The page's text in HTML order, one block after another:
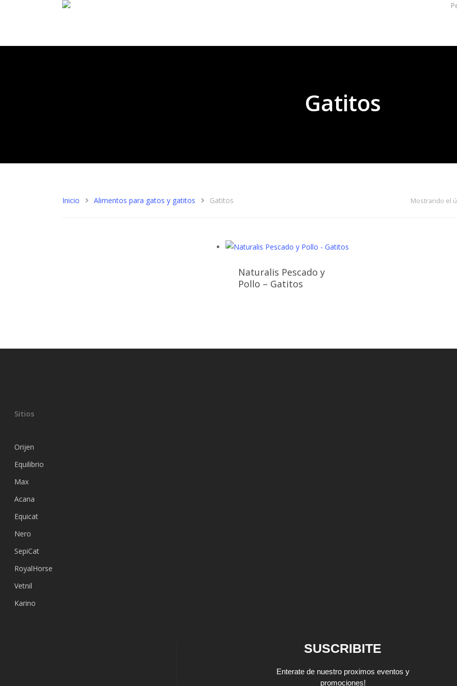
Gatitos
Mostrando el
Inicio Alimentos para gatos y gatitos Gatitos
Naturalis Pescado y
Pollo – Gatitos
Sitios
Orijen
Equilibrio
Max
Acana
Equicat
Nero
SepiCat
RoyalHorse
Vetnil
Karino